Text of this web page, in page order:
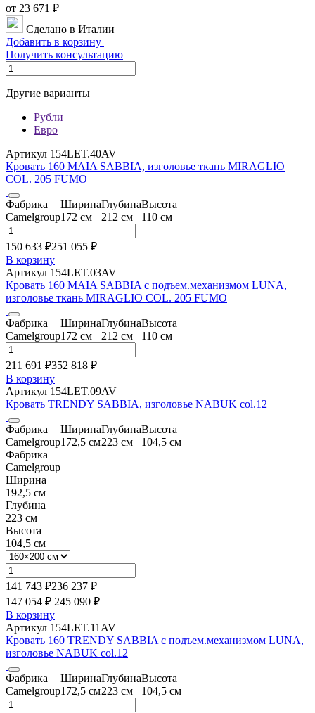
от 23 671 ₽
Сделано в Италии
Добавить в корзину
Получить консультацию
Другие варианты
Рубли
Евро
Артикул 154LET.40AV
Кровать 160 MAIA SABBIA, изголовье ткань MIRAGLIO
COL. 205 FUMO
Фабрика
Camelgroup
Ширина
172 см
Глубина
212 см
Высота
110 см
150 633 ₽251 055 ₽
В корзину
Артикул 154LET.03AV
Кровать 160 MAIA SABBIA с подъем.механизмом LUNA,
изголовье ткань MIRAGLIO COL. 205 FUMO
Фабрика
Camelgroup
Ширина
172 см
Глубина
212 см
Высота
110 см
211 691 ₽352 818 ₽
В корзину
Артикул 154LET.09AV
Кровать TRENDY SABBIA, изголовье NABUK col.12
Фабрика
Camelgroup
Ширина
172,5 см
Глубина
223 см
Высота
104,5 см
Фабрика
Camelgroup
Ширина
192,5 см
Глубина
223 см
Высота
104,5 см
141 743 ₽236 237 ₽
147 054 ₽ 245 090 ₽
В корзину
Артикул 154LET.11AV
Кровать 160 TRENDY SABBIA с подъем.механизмом LUNA,
изголовье NABUK col.12
Фабрика
Camelgroup
Ширина
172,5 см
Глубина
223 см
Высота
104,5 см